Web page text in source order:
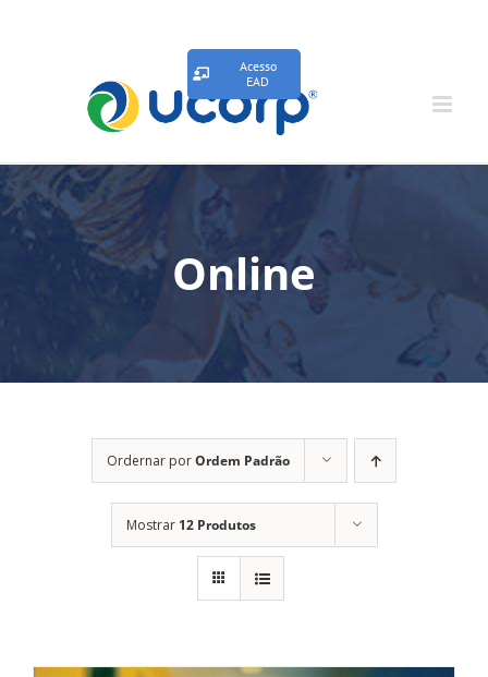
Acesso
EAD
Online
Ordernar porOrdem Padrão
Mostrar 12 Produtos